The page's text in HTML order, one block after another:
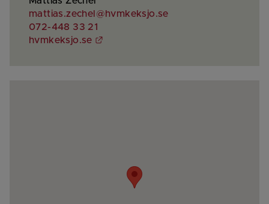
mattias.zechel@hvmkeksjo.se
072-448 33 21
hvmkeksjo.se
Länk till annan webbplats.